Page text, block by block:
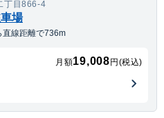
丁目866-4
場
直線距離で736m
月額19,008 円(税込)